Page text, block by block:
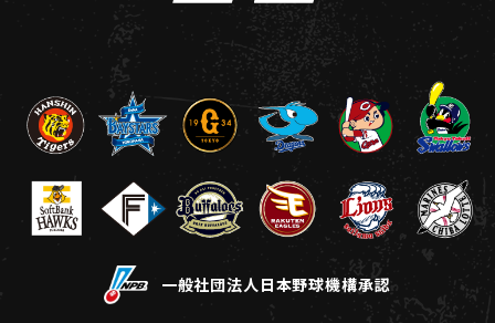
一般社団法人日本野球機構承認